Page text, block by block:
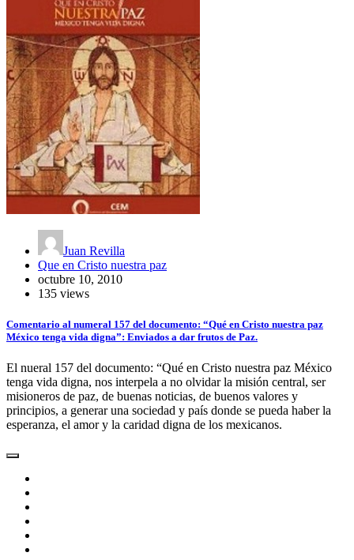
Juan Revilla
Que en Cristo nuestra paz
octubre 10, 2010
135 views
Comentario al numeral 157 del documento: “Qué en Cristo nuestra paz
México tenga vida digna”: Enviados a dar frutos de Paz.
El nueral 157 del documento: “Qué en Cristo nuestra paz México
tenga vida digna, nos interpela a no olvidar la misión central, ser
misioneros de paz, de buenas noticias, de buenos valores y
principios, a generar una sociedad y país donde se pueda haber la
esperanza, el amor y la caridad digna de los mexicanos.